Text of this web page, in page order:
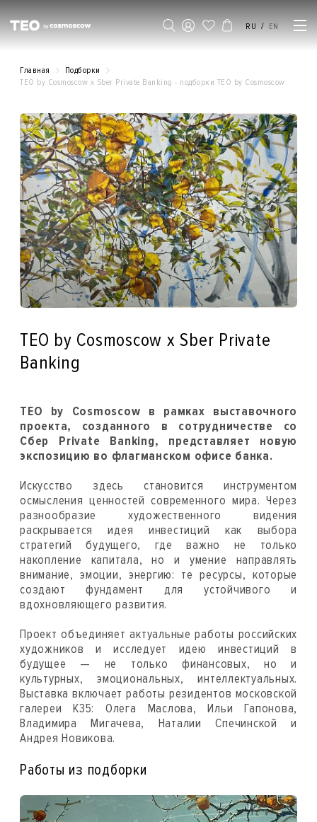
RU / EN
Главная
Подборки
TEO by Cosmoscow x Sber Private Banking - подборки ТЕO by Cosmoscow
TEO by Cosmoscow x Sber Private
Banking
TEO by Cosmoscow в рамках выставочного
проекта, созданного в сотрудничестве со
Сбер Private Banking, представляет новую
экспозицию во флагманском офисе банка.
Искусство здесь становится инструментом
осмысления ценностей современного мира. Через
разнообразие художественного видения
раскрывается идея инвестиций как выбора
стратегий будущего, где важно не только
накопление капитала, но и умение направлять
внимание, эмоции, энергию: те ресурсы, которые
создают фундамент для устойчивого и
вдохновляющего развития.
Проект объединяет актуальные работы российских
художников и исследует идею инвестиций в
будущее — не только финансовых, но и
культурных, эмоциональных, интеллектуальных.
Выставка включает работы резидентов московской
галереи К35: Олега Маслова, Ильи Гапонова,
Владимира Мигачева, Наталии Спечинской и
Андрея Новикова.
Работы из подборки